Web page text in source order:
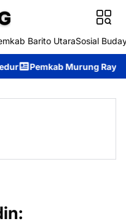
Barito UtaraSosial
Raya Tetapkan Status